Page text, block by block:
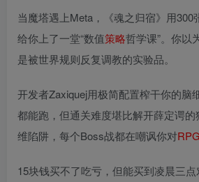
当魔塔遇上Meta，《魂之归宿》用300
给你上了一堂“数值策略哲学课”。你以
是被世界规则反复调教的实验品。
开发者Zaxiquej用极简配置榨干你的
都能跑，但通关难度堪比解开薛定谔
维陷阱，每个Boss战都在嘲讽你对RPG
15块钱买不了吃亏，但能买到凌晨三